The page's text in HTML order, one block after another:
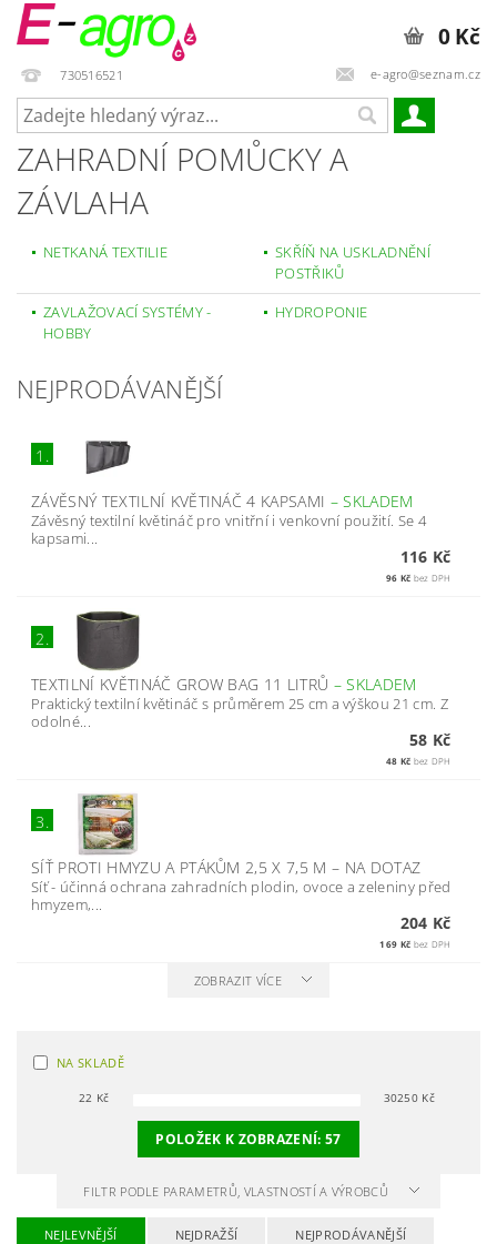
730516521 e-agro@seznam.cz
0 Kč
ZAHRADNÍ POMŮCKY A
ZÁVLAHA
NETKANÁ TEXTILIE
SKŘÍŇ NA USKLADNĚNÍ
POSTŘIKŮ
ZAVLAŽOVACÍ SYSTÉMY -
HOBBY
HYDROPONIE
NEJPRODÁVANĚJŠÍ
1.
ZÁVĚSNÝ TEXTILNÍ KVĚTINÁČ 4 KAPSAMI –SKLADEM
Závěsný textilní květináč pro vnitřní i venkovní použití. Se 4
kapsami...
116 Kč
96 Kč bez DPH
2.
TEXTILNÍ KVĚTINÁČ GROW BAG 11 LITRŮ –SKLADEM
Praktický textilní květináč s průměrem 25 cm a výškou 21 cm. Z
odolné...
58 Kč
48 Kč bez DPH
3.
SÍŤ PROTI HMYZU A PTÁKŮM 2,5 X 7,5 M – NA DOTAZ
Síť - účinná ochrana zahradních plodin, ovoce a zeleniny před
hmyzem,...
204 Kč
169 Kč bez DPH
ZOBRAZIT VÍCE
NA SKLADĚ
22 Kč 30250 Kč
POLOŽEK K ZOBRAZENÍ:57
FILTR PODLE PARAMETRŮ, VLASTNOSTÍ A VÝROBCŮ
NEJLEVNĚJŠÍ NEJDRAŽŠÍ NEJPRODÁVANĚJŠÍ